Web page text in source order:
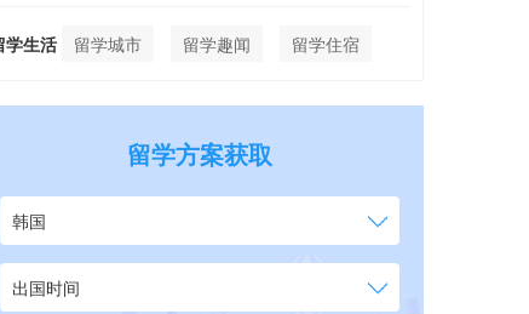
学生活 留学城市 留学趣闻 留学住宿
留学方案获取